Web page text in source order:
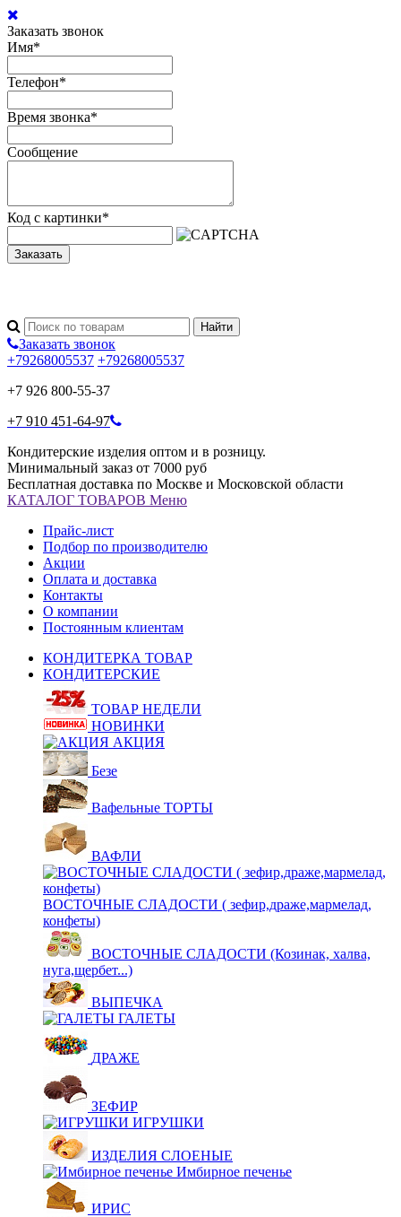
Заказать звонок
Имя*
Телефон*
Время звонка*
Сообщение
Код с картинки*
Заказать
Заказать звонок
+79268005537 +79268005537
+7 926 800-55-37
+7 910 451-64-97
Кондитерские изделия оптом и в розницу.
Минимальный заказ от 7000 руб
Бесплатная доставка по Москве и Московской области
КАТАЛОГ ТОВАРОВ Меню
Прайс-лист
Подбор по производителю
Акции
Оплата и доставка
Контакты
О компании
Постоянным клиентам
КОНДИТЕРКА ТОВАР
КОНДИТЕРСКИЕ
ТОВАР НЕДЕЛИ
НОВИНКИ
АКЦИЯ
Безе
Вафельные ТОРТЫ
ВАФЛИ
ВОСТОЧНЫЕ СЛАДОСТИ ( зефир,драже,мармелад,
конфеты)
ВОСТОЧНЫЕ СЛАДОСТИ (Козинак, халва,
нуга,щербет...)
ВЫПЕЧКА
ГАЛЕТЫ
ДРАЖЕ
ЗЕФИР
ИГРУШКИ
ИЗДЕЛИЯ СЛОЕНЫЕ
Имбирное печенье
ИРИС